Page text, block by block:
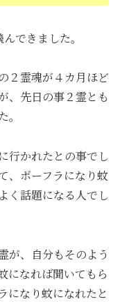
できました。
２霊魂が４カ月ほど
、先日の事２霊とも
行かれたとの事でし
、ボーフラになり蚊
く話題になる人でし
が、自分もそのよう
になれば聞いてもら
になり蚊になれたと